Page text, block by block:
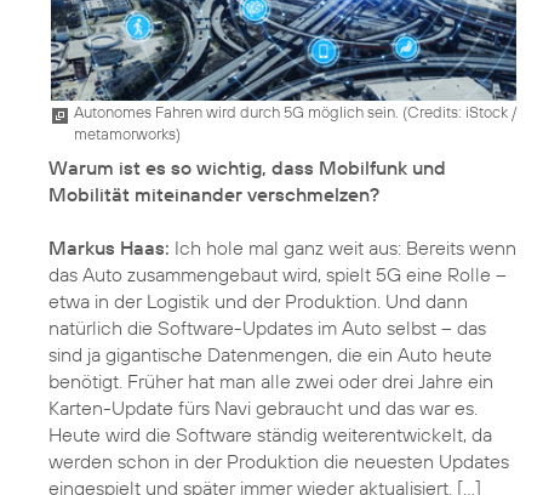
Autonomes Fahren wird durch 5G möglich sein. (Credits: iStock /
metamorworks)
Warum ist es so wichtig, dass Mobilfunk und
Mobilität miteinander verschmelzen?
Markus Haas: Ich hole mal ganz weit aus: Bereits wenn
das Auto zusammengebaut wird, spielt 5G eine Rolle –
etwa in der Logistik und der Produktion. Und dann
natürlich die Software-Updates im Auto selbst – das
sind ja gigantische Datenmengen, die ein Auto heute
benötigt. Früher hat man alle zwei oder drei Jahre ein
Karten-Update fürs Navi gebraucht und das war es.
Heute wird die Software ständig weiterentwickelt, da
werden schon in der Produktion die neuesten Updates
eingespielt und später immer wieder aktualisiert. [...]